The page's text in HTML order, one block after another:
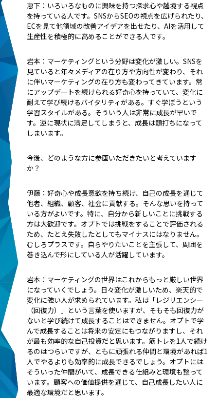
恵下：いろいろなものに興味を持つ探求心や越境する視点
を持っている人です。SNSからSEOの視点を広げられたり、
ECを見て他領域の改善アイデアを出せたり、AIを活用して
生産性を積極的に高めることができる人です。
岩本：マーケティングという分野は変化が激しい。SNSを
見ていると年々メディアの在り方や方向性が変わり、それ
に伴いマーケティングの在り方も変わってきています。常
にアップデートを続けられる好奇心を持っていて、変化に
耐えて学び続けるバイタリティがある。すぐ学ぼうという
学習スタイルがある。そういう人は非常に成長が早いで
す。逆に現状に満足してしまうと、成長は頭打ちになって
しまいます。
――今後、どのような方に参画いただきたいと考えています
か？
伊藤：好奇心や成長意欲を持ち続け、自己の成長を通じて
他者、組織、顧客、社会に貢献する。そんな思いを持って
いる方がよいです。特に、自分から新しいことに挑戦する
方は大歓迎です。オプトでは挑戦をすることで評価される
ため、たとえ失敗したとしてもマイナスにはなりません。
むしろプラスです。自らやりたいことを主張して、周囲を
巻き込んで形にしている人が活躍しています。
岩本：マーケティングの世界はこれからもっと厳しい世界
になっていくでしょう。日々変化が激しいため、楽天的で
変化に強い人が求められています。私は「レジリエンシー
（回復力）」という言葉を使いますが、そもそも回復力が
ないと学び続けて成長することはできません。オプトで学
んで成長することは将来の安定にもつながりますし、それ
が最も効率的な自己投資だと思います。筋トレを1人で続け
るのはつらいですが、ともに頑張れる仲間と環境があれば1
人でやるよりも効率的に成長できるでしょう。オプトには
そういった仲間がいて、成長できる仕組みと環境も整って
います。顧客への価値提供を通じて、自己成長したい人に
最適な環境だと思います。